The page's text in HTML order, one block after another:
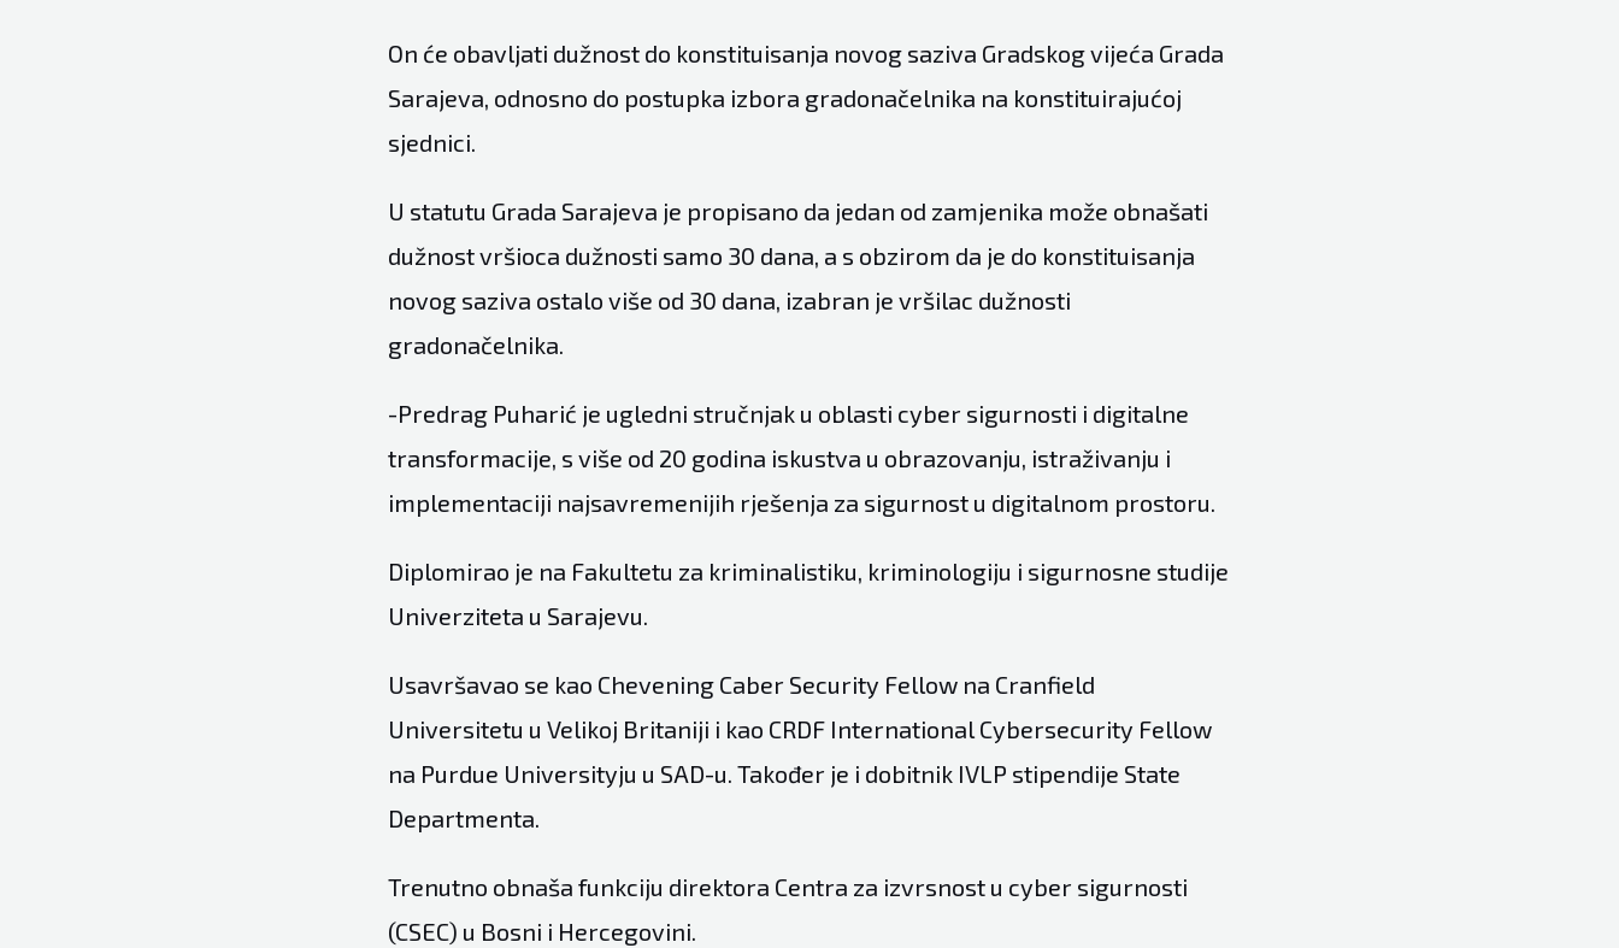
On će obavljati dužnost do konstituisanja novog saziva Gradskog vijeća Grada
Sarajeva, odnosno do postupka izbora gradonačelnika na konstituirajućoj
sjednici.
U statutu Grada Sarajeva je propisano da jedan od zamjenika može obnašati
dužnost vršioca dužnosti samo 30 dana, a s obzirom da je do konstituisanja
novog saziva ostalo više od 30 dana, izabran je vršilac dužnosti
gradonačelnika.
-Predrag Puharić je ugledni stručnjak u oblasti cyber sigurnosti i digitalne
transformacije, s više od 20 godina iskustva u obrazovanju, istraživanju i
implementaciji najsavremenijih rješenja za sigurnost u digitalnom prostoru.
Diplomirao je na Fakultetu za kriminalistiku, kriminologiju i sigurnosne studije
Univerziteta u Sarajevu.
Usavršavao se kao Chevening Caber Security Fellow na Cranfield
Universitetu u Velikoj Britaniji i kao CRDF International Cybersecurity Fellow
na Purdue Universityju u SAD-u. Također je i dobitnik IVLP stipendije State
Departmenta.
Trenutno obnaša funkciju direktora Centra za izvrsnost u cyber sigurnosti
(CSEC) u Bosni i Hercegovini.